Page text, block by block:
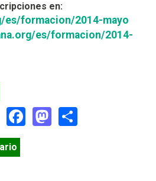
en:
es/formacion/2014-mayo
es/formacion/2014-
EmailFacebook
Mastodon